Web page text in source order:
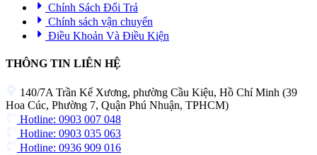
Chính Sách Đổi Trả
Chính sách vận chuyển
Điều Khoản Và Điều Kiện
THÔNG TIN LIÊN HỆ
140/7A Trần Kế Xương, phường Cầu Kiệu, Hồ Chí Minh (39
Hoa Cúc, Phường 7, Quận Phú Nhuận, TPHCM)
Hotline: 0903 007 048
Hotline: 0903 035 063
Hotline: 0936 909 016